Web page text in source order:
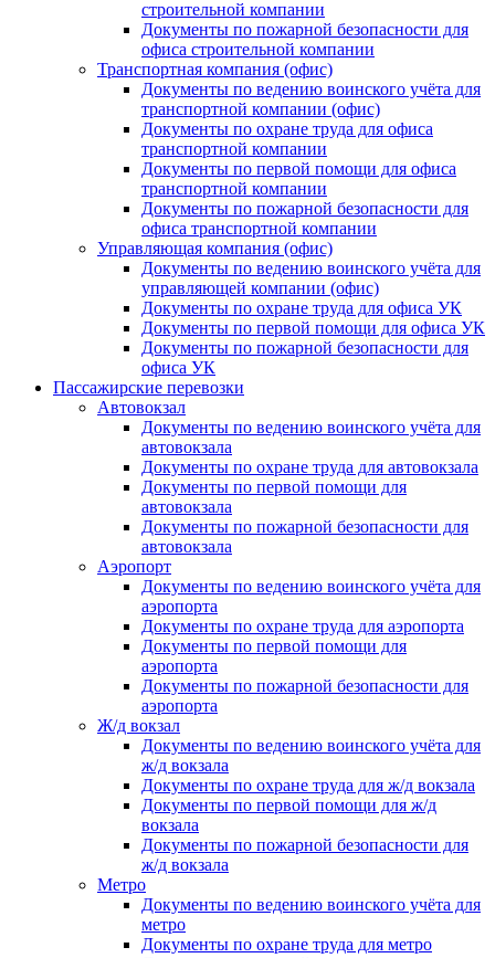
строительной компании
Документы по пожарной безопасности для
офиса строительной компании
Транспортная компания (офис)
Документы по ведению воинского учёта для
транспортной компании (офис)
Документы по охране труда для офиса
транспортной компании
Документы по первой помощи для офиса
транспортной компании
Документы по пожарной безопасности для
офиса транспортной компании
Управляющая компания (офис)
Документы по ведению воинского учёта для
управляющей компании (офис)
Документы по охране труда для офиса УК
Документы по первой помощи для офиса УК
Документы по пожарной безопасности для
офиса УК
Пассажирские перевозки
Автовокзал
Документы по ведению воинского учёта для
автовокзала
Документы по охране труда для автовокзала
Документы по первой помощи для
автовокзала
Документы по пожарной безопасности для
автовокзала
Аэропорт
Документы по ведению воинского учёта для
аэропорта
Документы по охране труда для аэропорта
Документы по первой помощи для
аэропорта
Документы по пожарной безопасности для
аэропорта
Ж/д вокзал
Документы по ведению воинского учёта для
ж/д вокзала
Документы по охране труда для ж/д вокзала
Документы по первой помощи для ж/д
вокзала
Документы по пожарной безопасности для
ж/д вокзала
Метро
Документы по ведению воинского учёта для
метро
Документы по охране труда для метро